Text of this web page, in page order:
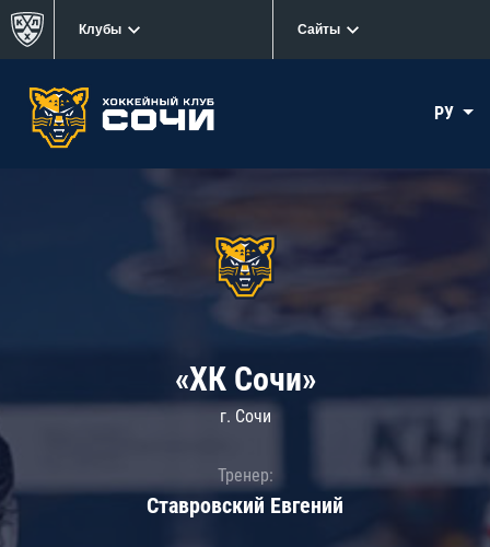
Клубы Сайты
РУ
«ХК Сочи»
г. Сочи
Тренер:
Ставровский Евгений